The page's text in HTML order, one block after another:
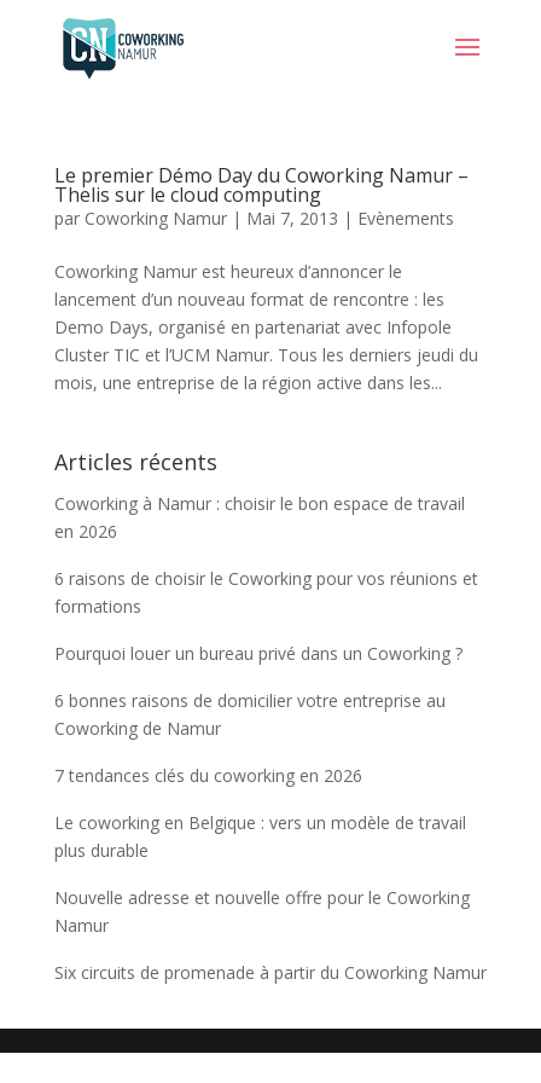
Le premier Démo Day du Coworking Namur –
Thelis sur le cloud computing
par Coworking Namur| Mai 7, 2013 | Evènements
Coworking Namur est heureux d’annoncer le
lancement d’un nouveau format de rencontre : les
Demo Days, organisé en partenariat avec Infopole
Cluster TIC et l’UCM Namur. Tous les derniers jeudi du
mois, une entreprise de la région active dans les...
Articles récents
Coworking à Namur : choisir le bon espace de travail
en 2026
6 raisons de choisir le Coworking pour vos réunions et
formations
Pourquoi louer un bureau privé dans un Coworking ?
6 bonnes raisons de domicilier votre entreprise au
Coworking de Namur
7 tendances clés du coworking en 2026
Le coworking en Belgique : vers un modèle de travail
plus durable
Nouvelle adresse et nouvelle offre pour le Coworking
Namur
Six circuits de promenade à partir du Coworking Namur